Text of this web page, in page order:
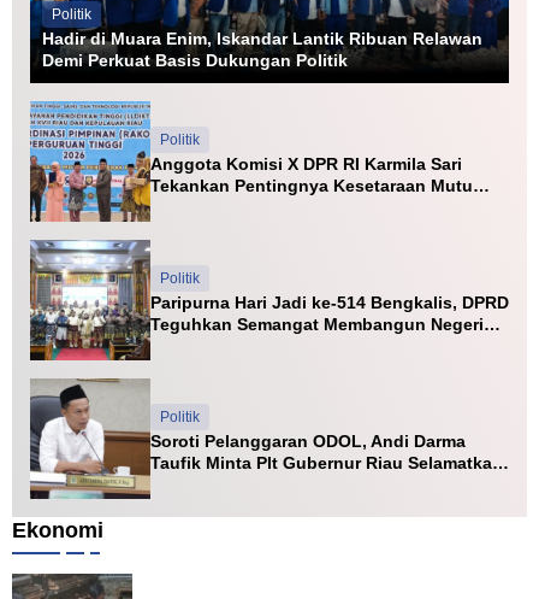
Politik
Hadir di Muara Enim, Iskandar Lantik Ribuan Relawan
Demi Perkuat Basis Dukungan Politik
Politik
Anggota Komisi X DPR RI Karmila Sari
Tekankan Pentingnya Kesetaraan Mutu
Politik
Paripurna Hari Jadi ke-514 Bengkalis, DPRD
Teguhkan Semangat Membangun Negeri
Politik
Soroti Pelanggaran ODOL, Andi Darma
Taufik Minta Plt Gubernur Riau Selamatkan
Ekonomi